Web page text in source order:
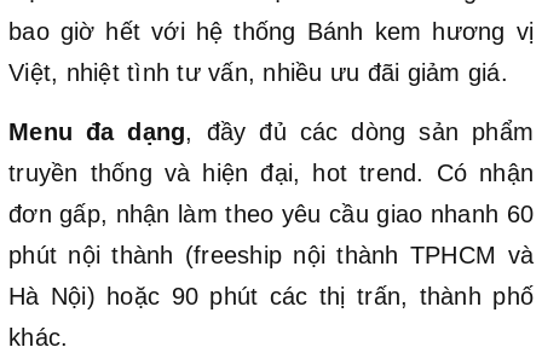
bao giờ hết với hệ thống Bánh kem hương vị
Việt, nhiệt tình tư vấn, nhiều ưu đãi giảm giá.
Menu đa dạng, đầy đủ các dòng sản phẩm
truyền thống và hiện đại, hot trend. Có nhận
đơn gấp, nhận làm theo yêu cầu giao nhanh 60
phút nội thành (freeship nội thành TPHCM và
Hà Nội) hoặc 90 phút các thị trấn, thành phố
khác.